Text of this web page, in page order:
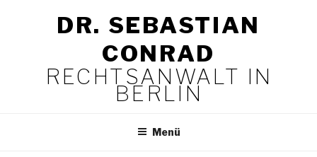
DR. SEBASTIAN
CONRAD
RECHTSANWALT IN
BERLIN
Menü